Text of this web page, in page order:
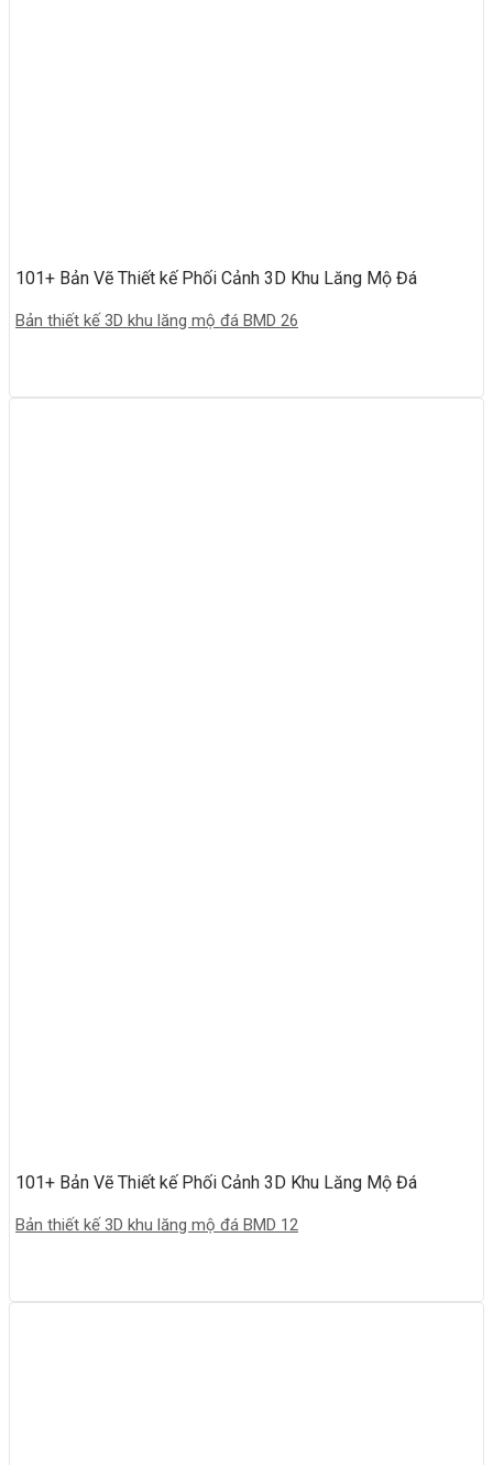
101+ Bản Vẽ Thiết kế Phối Cảnh 3D Khu Lăng Mộ Đá
Bản thiết kế 3D khu lăng mộ đá BMD 26
101+ Bản Vẽ Thiết kế Phối Cảnh 3D Khu Lăng Mộ Đá
Bản thiết kế 3D khu lăng mộ đá BMD 12